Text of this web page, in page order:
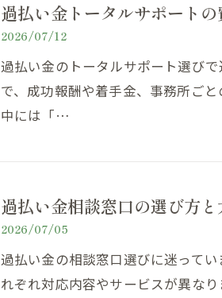
過払い金トータルサポート
2026/07/12
過払い金のトータルサポート選び
で、成功報酬や着手金、事務所ご
中には「…
過払い金相談窓口の選び方
2026/07/05
過払い金の相談窓口選びに迷って
れぞれ対応内容やサービスが異な